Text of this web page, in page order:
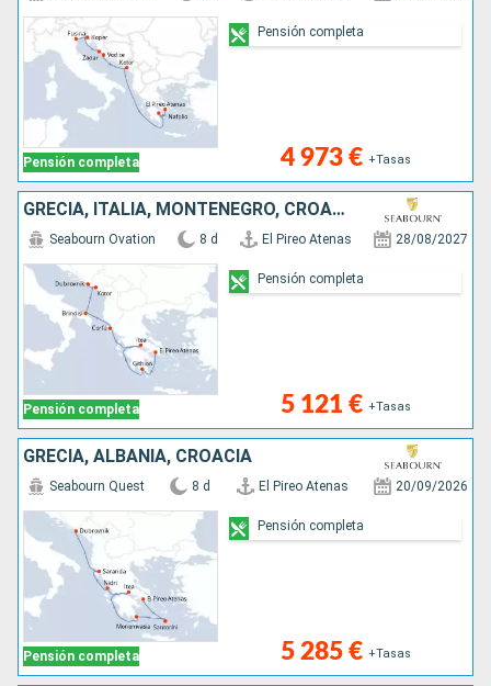
Pensión completa 4 973 € +Tasas
Pensión completa
GRECIA, ITALIA, MONTENEGRO, CROACIA
Pensión completa
Seabourn Ovation 8 d El Pireo Atenas 28/08/2027
5 121 € +Tasas
Pensión completa
GRECIA, ALBANIA, CROACIA
Pensión completa
Seabourn Quest 8 d El Pireo Atenas 20/09/2026
5 285 € +Tasas
Pensión completa